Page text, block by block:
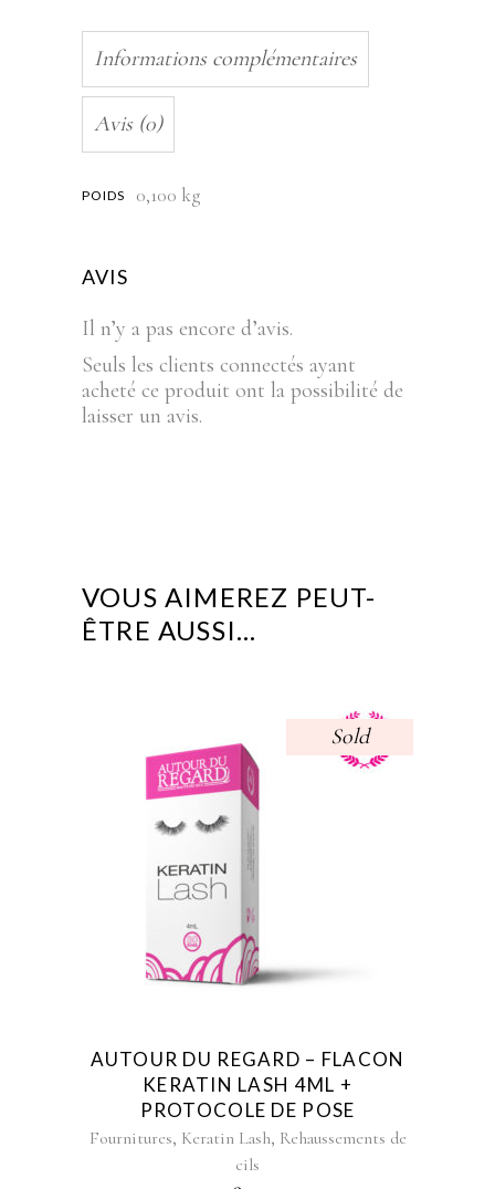
Informations complémentaires
Avis (0)
POIDS 0,100 kg
AVIS
Il n’y a pas encore d’avis.
Seuls les clients connectés ayant
acheté ce produit ont la possibilité de
laisser un avis.
VOUS AIMEREZ PEUT-
ÊTRE AUSSI…
Sold
AUTOUR DU REGARD – FLACON
KERATIN LASH 4ML +
PROTOCOLE DE POSE
Fournitures, Keratin Lash, Rehaussements de
cils